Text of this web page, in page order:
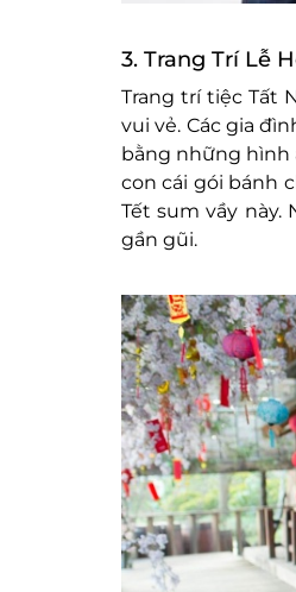
3. Trang Trí Lễ
Trang trí tiệc Tất
vui vẻ. Các gia
bằng những hình
con cái gói bánh
Tết sum vầy
gần gũi.